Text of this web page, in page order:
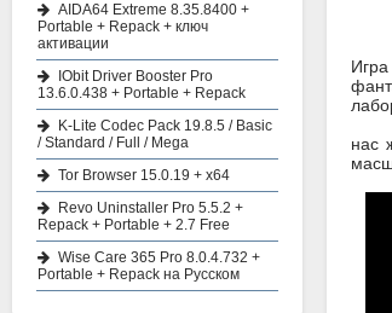
нас
AIDA64 Extreme 8.35.8400 +
Portable + Repack + ключ
активации
IObit Driver Booster Pro
13.6.0.438 + Portable + Repack
K-Lite Codec Pack 19.8.5 / Basic
/ Standard / Full / Mega
Tor Browser 15.0.19 + x64
Revo Uninstaller Pro 5.5.2 +
Repack + Portable + 2.7 Free
Wise Care 365 Pro 8.0.4.732 +
Portable + Repack на Русском